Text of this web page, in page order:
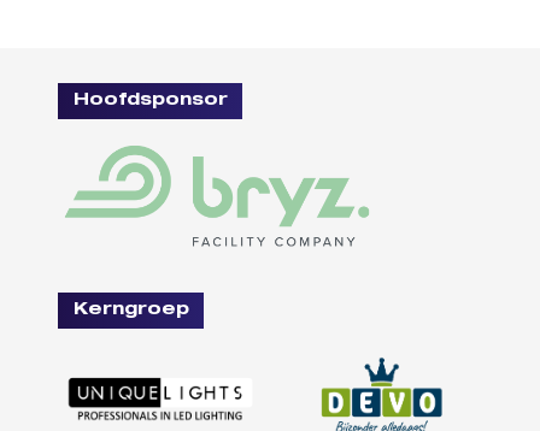
Hoofdsponsor
Kerngroep